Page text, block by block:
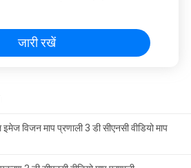
जारी रखें
विजन माप प्रणाली 3 डी सीएनसी वीडियो माप